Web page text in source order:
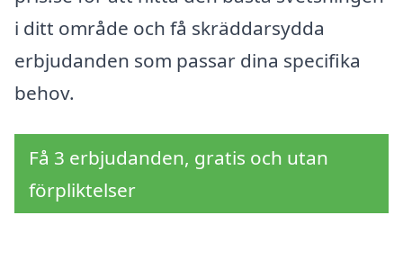
i ditt område och få skräddarsydda
erbjudanden som passar dina specifika
behov.
Få 3 erbjudanden, gratis och utan
förpliktelser